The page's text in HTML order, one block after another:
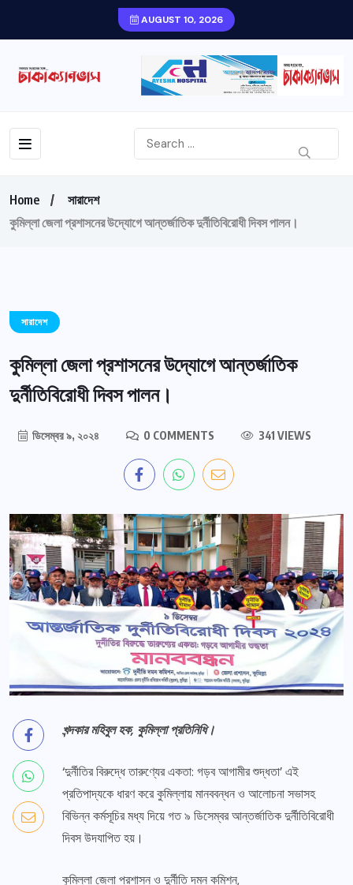
AUGUST 10, 2026
Home
সারাদেশ
কুমিল্লা জেলা প্রশাসনের উদ্যোগে আন্তর্জাতিক দুর্নীতিবিরোধী দিবস পালন।
সারাদেশ
কুমিল্লা জেলা প্রশাসনের উদ্যোগে আন্তর্জাতিক
দুর্নীতিবিরোধী দিবস পালন।
ডিসেম্বর ৯, ২০২৪ 0 COMMENTS 341 VIEWS
খন্দকার মহিবুল হক, কুমিল্লা প্রতিনিধি।
‘দুর্নীতির বিরুদ্ধে তারুণ্যের একতা: গড়ব আগামীর শুদ্ধতা’ এই
প্রতিপাদ্যকে ধারণ করে কুমিল্লায় মানববন্ধন ও আলোচনা সভাসহ
বিভিন্ন কর্মসূচির মধ্য দিয়ে গত ৯ ডিসেম্বর আন্তর্জাতিক দুর্নীতিবিরোধী
দিবস উদযাপিত হয়।
কুমিল্লা জেলা প্রশাসন ও দুর্নীতি দমন কমিশন,